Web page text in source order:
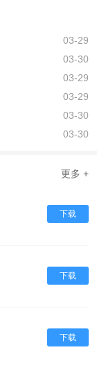
03-29
03-30
03-29
03-29
03-30
03-30
更多 +
下载
下载
下载